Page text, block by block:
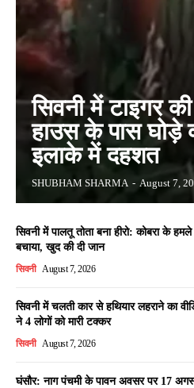
सिवनी में टाइगर
हाउस के पास घोड़े
इलाके में दहशत
SHUBHAM SHARMA - August 7,
सिवनी में पालतू तोता बना हीरो: कोबरा के
बचाया, खुद की दी जान
सिवनी August 7, 2026
सिवनी में चलती कार से हथियार लहराने का
ने 4 लोगों को मारी टक्कर
सिवनी August 7, 2026
घंसौर: नाग पंचमी के पावन अवसर पर 17